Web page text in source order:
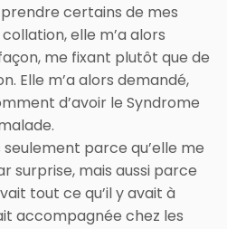
certains de mes
elle m’a alors
me fixant plutôt que de
Elle m’a alors demandé,
d’avoir le Syndrome
seulement parce qu’elle me
surprise, mais aussi parce
tout ce qu’il y avait à
accompagnée chez les